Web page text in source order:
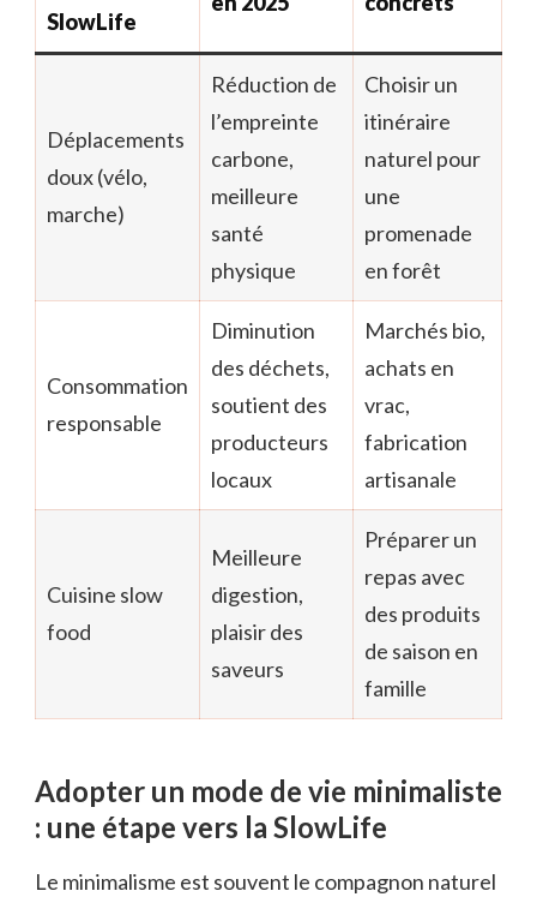
SlowLife
Déplacements
doux (vélo,
marche)
Réduction de
l’empreinte
carbone,
meilleure
santé
physique
Choisir un
itinéraire
naturel pour
une
promenade
en forêt
Consommation
responsable
Diminution
des déchets,
soutient des
producteurs
locaux
Marchés bio,
achats en
vrac,
fabrication
artisanale
Cuisine slow
food
Meilleure
digestion,
plaisir des
saveurs
Préparer un
repas avec
des produits
de saison en
famille
Adopter un mode de vie minimaliste
: une étape vers la SlowLife
Le minimalisme est souvent le compagnon naturel